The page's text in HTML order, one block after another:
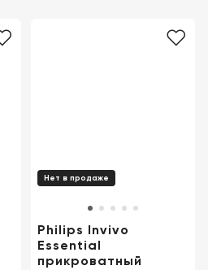
Нет в продаже
Philips Invivo
Essential
прикроватный